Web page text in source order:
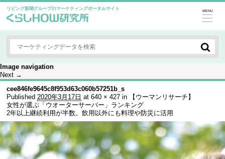
リビング新聞グループのマーケティングポータルサイト MENU
Image navigation
Next →
cee846fe9645c8f953d63c060b57251b_s
Published2020年3月17日 at640 × 427 in
【ウーマンリサーチ】
女性が選ぶ「ウオーターサーバー」ランキング
2年以上継続利用が半数。飲用以外にも料理や防災に活用